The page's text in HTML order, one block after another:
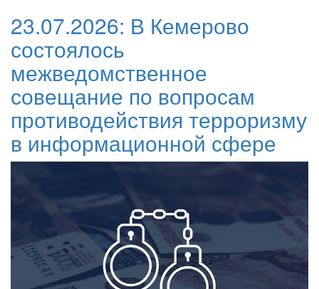
23.07.2026: В Кемерово
состоялось
межведомственное
совещание по вопросам
противодействия терроризму
в информационной сфере